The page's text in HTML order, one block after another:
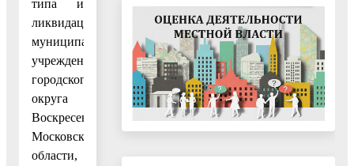
типа и
ликвидации
муниципальных
учреждений
городского
округа
Воскресенск
Московской
области,